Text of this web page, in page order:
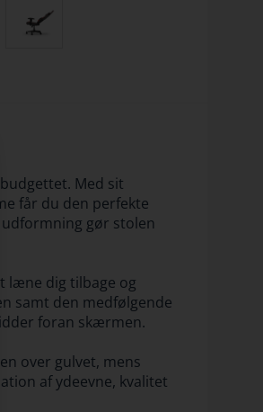
Med sit
får du den perfekte
gør stolen
læne dig tilbage og
samt den medfølgende
foran skærmen.
over gulvet, mens
af ydeevne, kvalitet